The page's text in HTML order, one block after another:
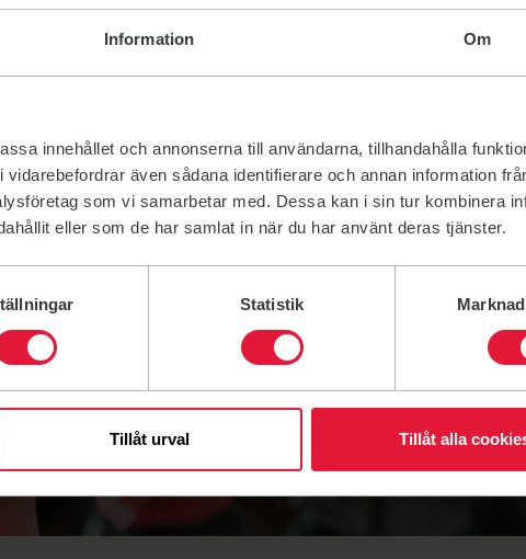
Information Om
innehållet och annonserna till användarna, tillhandahålla
även sådana identifierare och annan information
som vi samarbetar med. Dessa kan i sin tur kombinera
eller som de har samlat in när du har använt deras tjänster.
Statistik
Tillåt urval Tillåt alla
i 2
Kontakta